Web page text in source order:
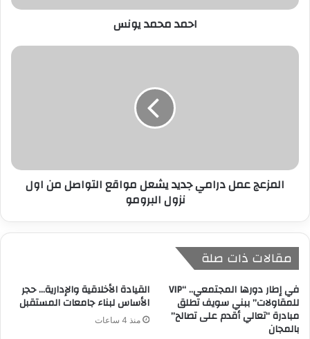
ر
ي
احمد محمد يونس
المزعج عمل درامي جديد يشعل مواقع التواصل من اول
نزول البرومو
مقالات ذات صلة
في إطار دورها المجتمعي.. “VIP
للمقاولات” ببني سويف تطلق
مبادرة “تعالي أقدم على تصالح”
بالمجان
القيادة الأخلاقية والإدارية… حجر
الأساس لبناء جامعات المستقبل
منذ 4 ساعات